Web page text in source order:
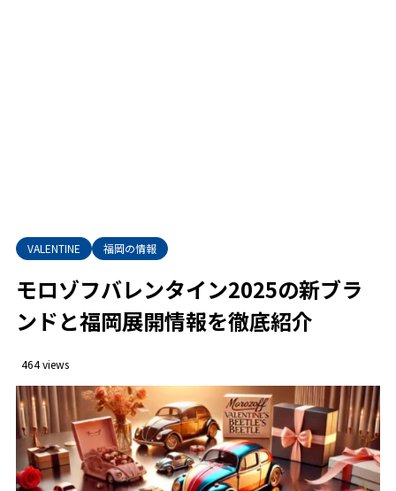
VALENTINE 福岡の情報
モロゾフバレンタイン2025の新ブラ
ンドと福岡展開情報を徹底紹介
464 views